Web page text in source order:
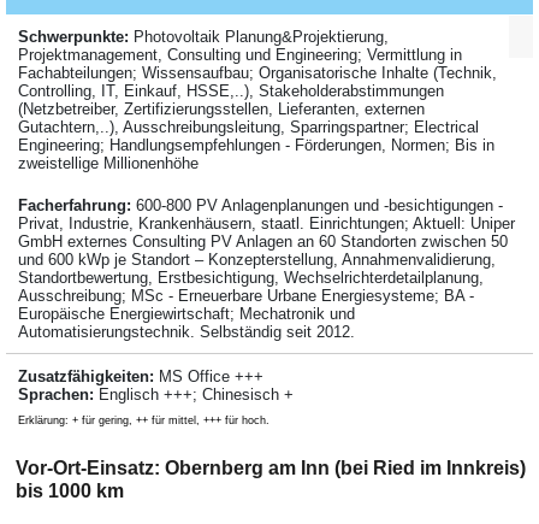
Schwerpunkte: Photovoltaik Planung&Projektierung,
Projektmanagement, Consulting und Engineering; Vermittlung in
Fachabteilungen; Wissensaufbau; Organisatorische Inhalte (Technik,
Controlling, IT, Einkauf, HSSE,..), Stakeholderabstimmungen
(Netzbetreiber, Zertifizierungsstellen, Lieferanten, externen
Gutachtern,..), Ausschreibungsleitung, Sparringspartner; Electrical
Engineering; Handlungsempfehlungen - Förderungen, Normen; Bis in
zweistellige Millionenhöhe
Facher­fahrung: 600-800 PV Anlagenplanungen und -besichtigungen -
Privat, Industrie, Krankenhäusern, staatl. Einrichtungen; Aktuell: Uniper
GmbH externes Consulting PV Anlagen an 60 Standorten zwischen 50
und 600 kWp je Standort – Konzepterstellung, Annahmenvalidierung,
Standortbewertung, Erstbesichtigung, Wechselrichterdetailplanung,
Ausschreibung; MSc - Erneuerbare Urbane Energiesysteme; BA -
Europäische Energiewirtschaft; Mechatronik und
Automatisierungstechnik. Selbständig seit 2012.
Zusatzfähigkeiten: MS Office +++
Sprachen: Englisch +++; Chinesisch +
Erklärung: + für gering, ++ für mittel, +++ für hoch.
Vor-Ort-Einsatz: Obernberg am Inn (bei Ried im Innkreis)
bis 1000 km